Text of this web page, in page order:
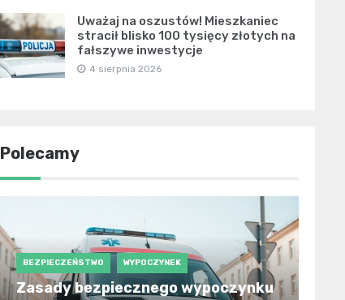
Uważaj na oszustów! Mieszkaniec
stracił blisko 100 tysięcy złotych na
fałszywe inwestycje
4 sierpnia 2026
Polecamy
BEZPIECZEŃSTWO WYPOCZYNEK
Zasady bezpiecznego wypoczynku